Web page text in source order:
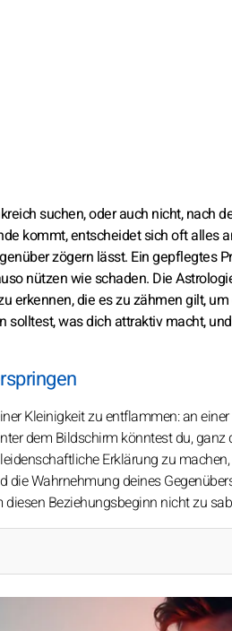
suchen, oder auch nicht, nach
kommt, entscheidet sich oft alles
zögern lässt. Ein gepflegtes
nützen wie schaden. Die
erkennen, die es zu zähmen gilt,
solltest, was dich attraktiv macht,
Kleinigkeit zu entflammen: an
dem Bildschirm könntest du,
Erklärung zu
Wahrnehmung deines
Beziehungsbeginn nicht zu